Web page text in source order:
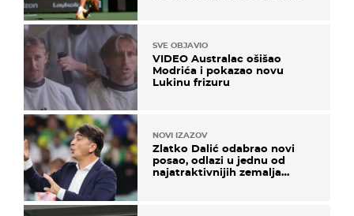
SVE OBJAVIO
VIDEO Australac ošišao
Modrića i pokazao novu
Lukinu frizuru
NOVI IZAZOV
Zlatko Dalić odabrao novi
posao, odlazi u jednu od
najatraktivnijih zemalja